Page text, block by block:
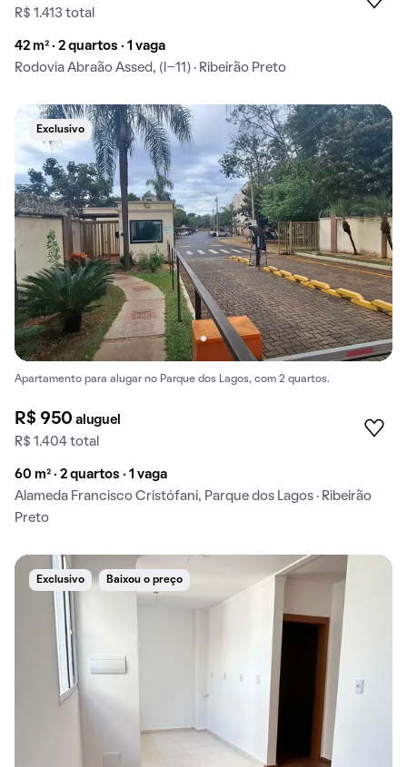
R$ 1.413 total
42 m² · 2 quartos · 1 vaga
Rodovia Abraão Assed, (l-11) · Ribeirão Preto
Exclusivo
Apartamento para alugar no Parque dos Lagos, com 2 quartos.
R$ 950aluguel
R$ 1.404 total
60 m² · 2 quartos · 1 vaga
Alameda Francisco Cristófani, Parque dos Lagos · Ribeirão
Preto
Exclusivo Baixou o preço